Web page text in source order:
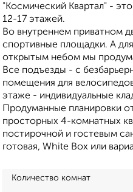
"Космический Квартал" -
12-17 этажей.
Во внутреннем приватном
спортивные площадки. А
открытым небом мы
Все подъезды - с
помещения для
этаже - индивидуальные
Продуманные планировки
просторных 4-комнатных
постирочной и гостевым
готовая, White Box или
Количество комнат